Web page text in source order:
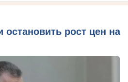
рост цен на